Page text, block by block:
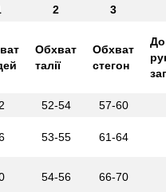
2 3
Обхват
талії
Обхват
стегон
52-54 57-60
53-55 61-64
54-56 66-70